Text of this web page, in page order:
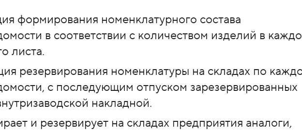
формирования номенклатурного состава
в соответствии с количеством изделий в
листа.
резервирования номенклатуры на складах по
с последующим отпуском зарезервированных
накладной.
и резервирует на складах предприятия аналоги,